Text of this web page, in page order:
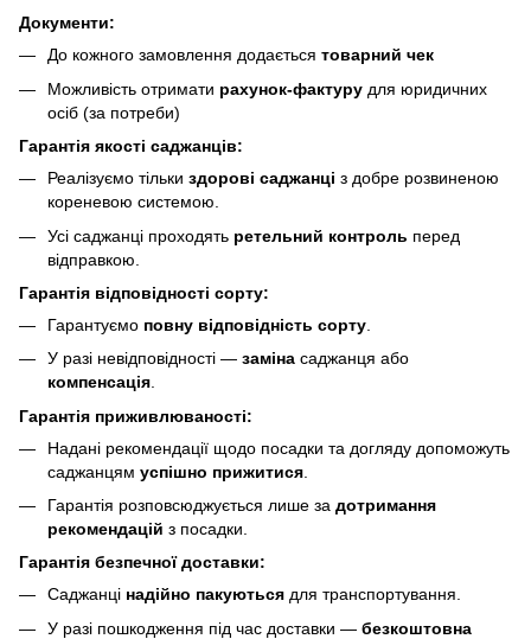
Документи:
До кожного замовлення додається товарний чек
Можливість отримати рахунок-фактуру для юридичних
осіб (за потреби)
Гарантія якості саджанців:
Реалізуємо тільки здорові саджанці з добре розвиненою
кореневою системою.
Усі саджанці проходять ретельний контроль перед
відправкою.
Гарантія відповідності сорту:
Гарантуємо повну відповідність сорту
У разі невідповідності — заміна саджанця або
компенсація.
Гарантія приживлюваності:
Надані рекомендації щодо посадки та догляду допоможуть
саджанцям успішно прижитися
Гарантія розповсюджується лише за дотримання
рекомендацій з посадки.
Гарантія безпечної доставки:
Саджанці надійно пакуються для транспортування.
У разі пошкодження під час доставки — безкоштовна